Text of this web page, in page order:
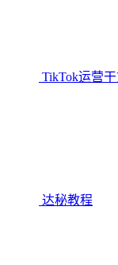
TikTok运营
达秘教程